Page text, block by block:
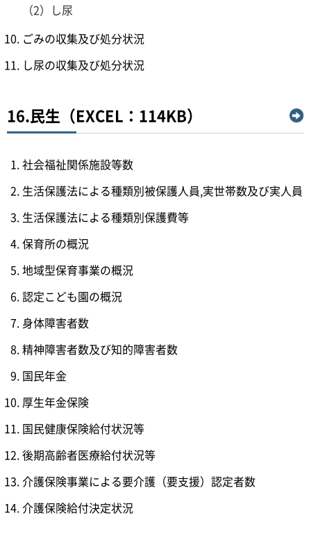
（2）し尿
ごみの収集及び処分状況
し尿の収集及び処分状況
16.民生（EXCEL：114KB）
社会福祉関係施設等数
生活保護法による種類別被保護人員,実世帯数及び実人員
生活保護法による種類別保護費等
保育所の概況
地域型保育事業の概況
認定こども園の概況
身体障害者数
精神障害者数及び知的障害者数
国民年金
厚生年金保険
国民健康保険給付状況等
後期高齢者医療給付状況等
介護保険事業による要介護（要支援）認定者数
介護保険給付決定状況